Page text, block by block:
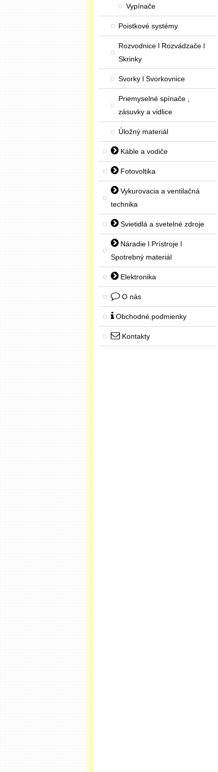
Vypínače
Poistkové systémy
Rozvodnice l Rozvádzače l
Skrinky
Svorky l Svorkovnice
Priemyselné spínače ,
zásuvky a vidlice
Úložný materiál
Káble a vodiče
Fotovoltika
Vykurovacia a ventilačná
technika
Svietidlá a svetelné zdroje
Náradie l Prístroje l
Spotrebný materiál
Elektronika
O nás
Obchodné podmienky
Kontakty